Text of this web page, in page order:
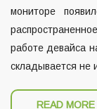
мониторе
работе девайса
складывается не
READ MORE